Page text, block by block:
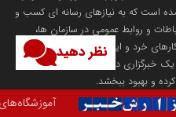
نظر دهید
خبر
است که به نیازهای رسانه ای کسب و
و روابط عمومی در سازمان ها،
خرد و اینترنتی و همچنین مدیران
خبرگزاری داخلی پاسخ گفته و شرایط
و بهبود ببخشد.
تربیت نسل جدید رانندگان و کاهش